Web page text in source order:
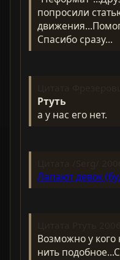
попросили
Спасибо сразу...
Ртуть
а у нас его нет.
Лапают девок
Возможно у кого
нить